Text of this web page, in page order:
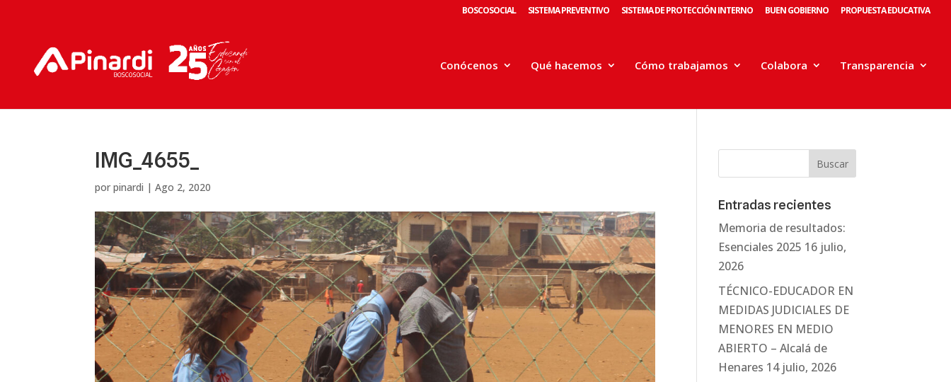
BOSCOSOCIAL SISTEMA PREVENTIVO SISTEMA DE PROTECCIÓN INTERNO BUEN GOBIERNO PROPUESTA EDUCATIVA
Conócenos Qué hacemos Cómo trabajamos Colabora Transparencia
IMG_4655_
porpinardi |Ago 2, 2020
Entradas recientes
Memoria de resultados:
Esenciales 2025 16 julio,
2026
TÉCNICO-EDUCADOR EN
MEDIDAS JUDICIALES DE
MENORES EN MEDIO
ABIERTO – Alcalá de
Henares 14 julio, 2026